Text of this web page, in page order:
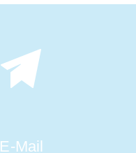
E-Mail